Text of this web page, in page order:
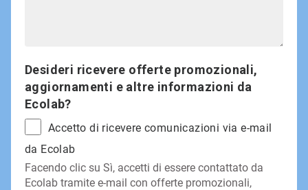
Desideri ricevere offerte promozionali,
aggiornamenti e altre informazioni da
Ecolab?
Accetto di ricevere comunicazioni via e-mail
da Ecolab
Facendo clic su Sì, accetti di essere contattato da
Ecolab tramite e-mail con offerte promozionali,